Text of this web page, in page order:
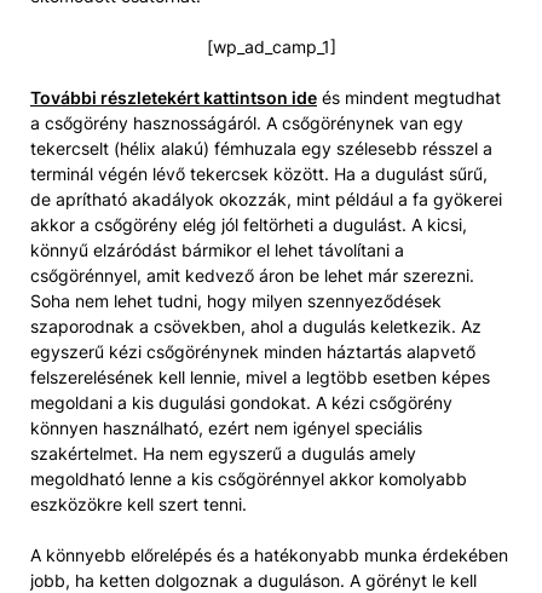
[wp_ad_camp_1]
További részletekért kattintson ide és mindent megtudhat
a csőgörény hasznosságáról. A csőgörénynek van egy
tekercselt (hélix alakú) fémhuzala egy szélesebb résszel a
terminál végén lévő tekercsek között. Ha a dugulást sűrű,
de aprítható akadályok okozzák, mint például a fa gyökerei
akkor a csőgörény elég jól feltörheti a dugulást. A kicsi,
könnyű elzáródást bármikor el lehet távolítani a
csőgörénnyel, amit kedvező áron be lehet már szerezni.
Soha nem lehet tudni, hogy milyen szennyeződések
szaporodnak a csövekben, ahol a dugulás keletkezik. Az
egyszerű kézi csőgörénynek minden háztartás alapvető
felszerelésének kell lennie, mivel a legtöbb esetben képes
megoldani a kis dugulási gondokat. A kézi csőgörény
könnyen használható, ezért nem igényel speciális
szakértelmet. Ha nem egyszerű a dugulás amely
megoldható lenne a kis csőgörénnyel akkor komolyabb
eszközökre kell szert tenni.
A könnyebb előrelépés és a hatékonyabb munka érdekében
jobb, ha ketten dolgoznak a duguláson. A görényt le kell